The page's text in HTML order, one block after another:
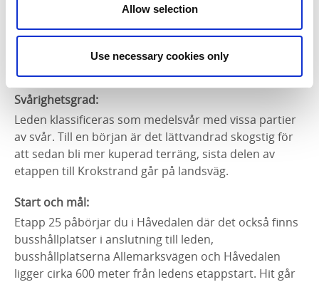
Allow selection
Use necessary cookies only
Svårighetsgrad:
Leden klassificeras som medelsvår med vissa partier
av svår. Till en början är det lättvandrad skogstig för
att sedan bli mer kuperad terräng, sista delen av
etappen till Krokstrand går på landsväg.
Start och mål:
Etapp 25 påbörjar du i Håvedalen där det också finns
busshållplatser i anslutning till leden,
busshållplatserna Allemarksvägen och Håvedalen
ligger cirka 600 meter från ledens etappstart. Hit går